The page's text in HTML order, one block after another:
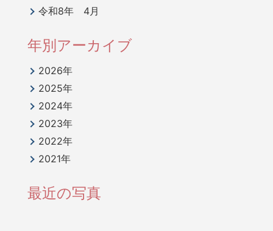
令和8年 4月
年別アーカイブ
2026年
2025年
2024年
2023年
2022年
2021年
最近の写真